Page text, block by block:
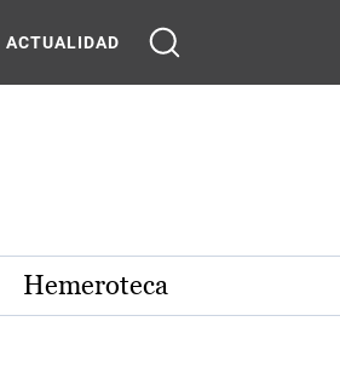
ACTUALIDAD
Hemeroteca